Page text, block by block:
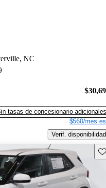
NC
tasas de concesionario adicionales
$560/mes
Verif. disponibilidad